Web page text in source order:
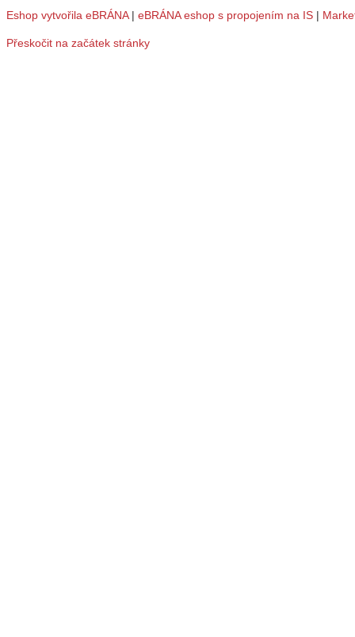
Eshop vytvořila eBRÁNA| eBRÁNA eshop s propojením na IS |
Přeskočit na začátek stránky